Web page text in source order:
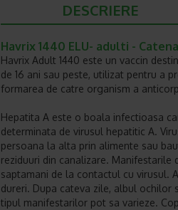
DESCRIERE
Havrix 1440 ELU- adulti - Catena
Havrix Adult 1440 este un vaccin
de 16 ani sau peste, utilizat pentru a
formarea de catre organism a
Hepatita A este o boala infectioasa
determinata de virusul hepatitic A.
persoana la alta prin alimente sau
reziduuri din canalizare. Manifestarile
saptamani de la contactul cu virusul.
dureri. Dupa cateva zile, albul ochilor
tipul manifestarilor pot sa varieze.